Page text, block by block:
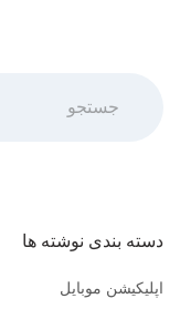
دسته بندی نوشته ها
اپلیکیشن موبایل